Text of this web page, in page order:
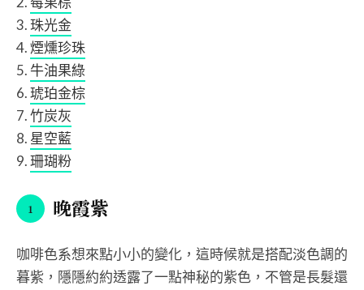
珠光金
煙燻珍珠
牛油果綠
琥珀金棕
竹炭灰
星空藍
珊瑚粉
晚霞紫
咖啡色系想來點小小的變化，這時候就是搭配淡色調的
暮紫，隱隱約約透露了一點神秘的紫色，不管是長髮還